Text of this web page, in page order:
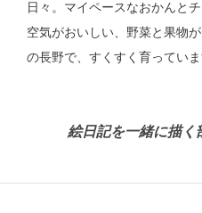
日々。マイペースなおかんと
空気がおいしい、野菜と果物
の長野で、すくすく育っていま
絵日記を一緒に描く